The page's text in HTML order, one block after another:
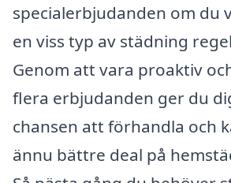
specialerbjudanden om du
en viss typ av städning
Genom att vara proaktiv
flera erbjudanden ger du
chansen att förhandla och
ännu bättre deal på